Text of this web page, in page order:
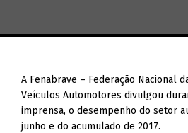
A Fenabrave – Federação Nacional
Veículos Automotores divulgou
imprensa, o desempenho do setor
junho e do acumulado de 2017.